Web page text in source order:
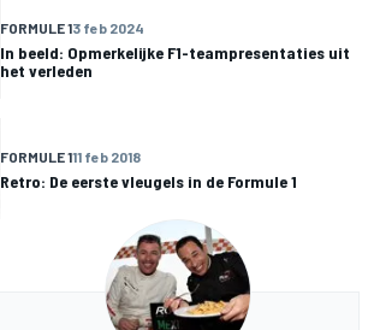
FORMULE 13 feb 2024
In beeld: Opmerkelijke F1-teampresentaties uit
het verleden
FORMULE 111 feb 2018
Retro: De eerste vleugels in de Formule 1